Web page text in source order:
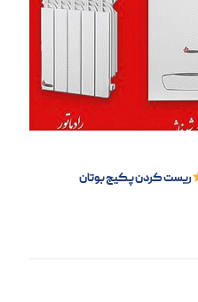
ریست کردن پکیج بوتان